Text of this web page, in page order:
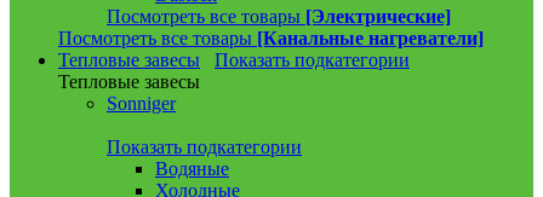
Посмотреть все товары [Электрические]
Посмотреть все товары [Канальные нагреватели]
Тепловые завесы
Показать подкатегории
Тепловые завесы
Sonniger
Показать подкатегории
Водяные
Холодные